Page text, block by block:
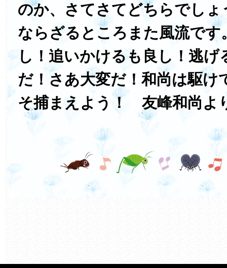
のか、さてさてどちらでしょ
ならざるところまた風流です
し！追いかけるも良し！逃げ
だ！さあ大変だ！和尚は駆け
そ捕まえよう！ 友峰和尚よ